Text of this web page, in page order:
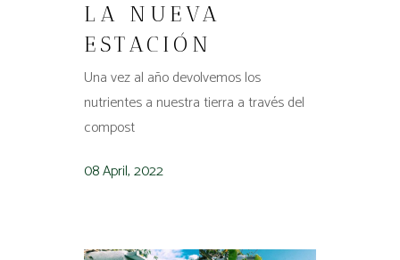
LA NUEVA
ESTACIÓN
Una vez al año devolvemos los
nutrientes a nuestra tierra a través del
compost
08 April, 2022